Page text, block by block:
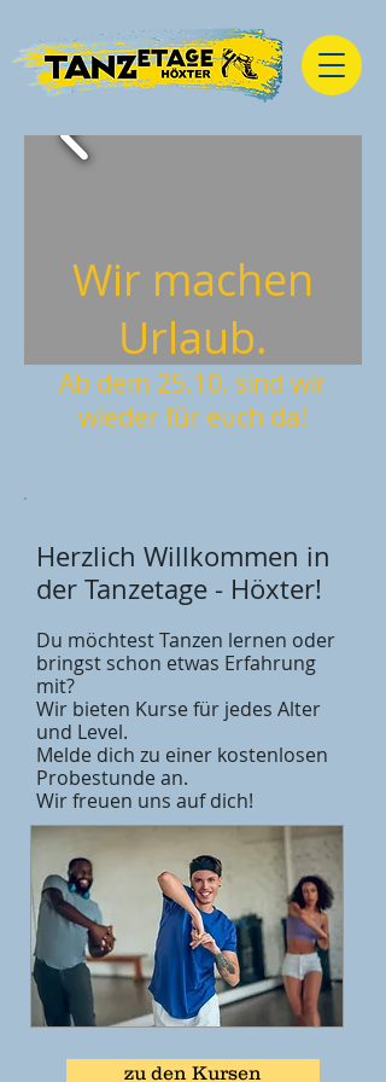
Wir machen
Urlaub.
Ab dem 25.10. sind wir
wieder für euch da!
Herzlich Willkommen in
der Tanzetage - Höxter!
Du möchtest Tanzen lernen oder
bringst schon etwas Erfahrung
mit?
Wir bieten Kurse für jedes Alter
und Level.
Melde dich zu einer kostenlosen
Probestunde an.
Wir freuen uns auf dich!
zu den Kursen